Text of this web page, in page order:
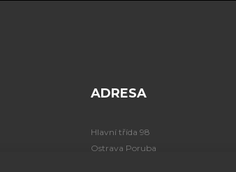
ADRESA
Hlavní třída 98
Ostrava Poruba